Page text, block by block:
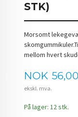
STK)
Morsomt
mellom hvert
Pris
NOK 56,00
ekskl. mva.
På lager: 12 stk.